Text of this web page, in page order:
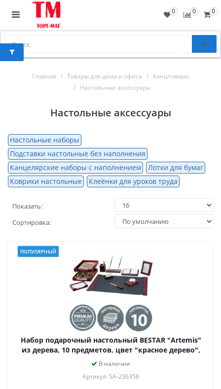
0
0
0
Главная Товары для дома и офиса
Канцтовары
Настольные аксессуары
Настольные аксессуары
Настольные наборы
Подставки настольные без наполнения
Канцелярские наборы с наполнением
Лотки для бумаг
Коврики настольные
Клеёнки для уроков труда
Показать:
Сортировка:
ПОПУЛЯРНЫЙ
Набор подарочный настольный BESTAR "Artemis"
из дерева, 10 предметов, цвет "красное дерево",
236358
В наличии
Артикул: SA-236358